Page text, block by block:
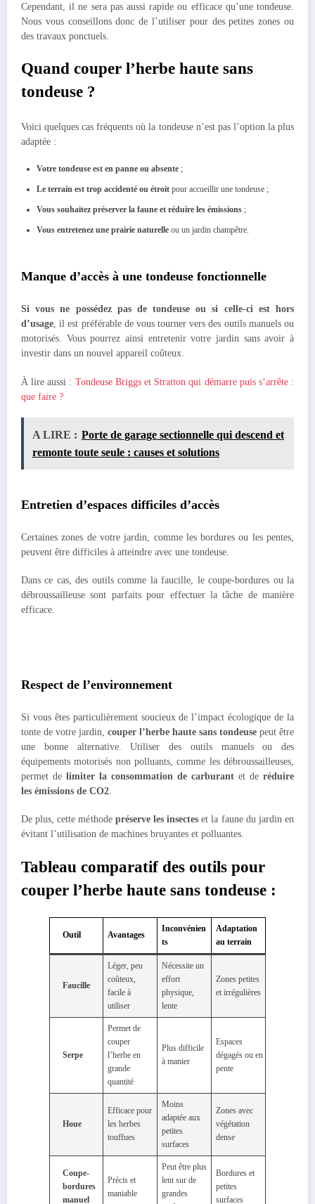
Cependant, il ne sera pas aussi rapide ou efficace qu’une tondeuse.
Nous vous conseillons donc de l’utiliser pour des petites zones ou
des travaux ponctuels.
Quand couper l’herbe haute sans
tondeuse ?
Voici quelques cas fréquents où la tondeuse n’est pas l’option la plus
adaptée :
Votre tondeuse est en panne ou absente ;
Le terrain est trop accidenté ou étroit pour accueillir une tondeuse ;
Vous souhaitez préserver la faune et réduire les émissions ;
Vous entretenez une prairie naturelle ou un jardin champêtre.
Manque d’accès à une tondeuse fonctionnelle
Si vous ne possédez pas de tondeuse ou si celle-ci est hors
d’usage, il est préférable de vous tourner vers des outils manuels ou
motorisés. Vous pourrez ainsi entretenir votre jardin sans avoir à
investir dans un nouvel appareil coûteux.
À lire aussi : Tondeuse Briggs et Stratton qui démarre puis s’arrête :
que faire ?
A LIRE : Porte de garage sectionnelle qui descend et
remonte toute seule : causes et solutions
Entretien d’espaces difficiles d’accès
Certaines zones de votre jardin, comme les bordures ou les pentes,
peuvent être difficiles à atteindre avec une tondeuse.
Dans ce cas, des outils comme la faucille, le coupe-bordures ou la
débroussailleuse sont parfaits pour effectuer la tâche de manière
efficace.
Respect de l’environnement
Si vous êtes particulièrement soucieux de l’impact écologique de la
tonte de votre jardin, couper l’herbe haute sans tondeuse peut être
une bonne alternative. Utiliser des outils manuels ou des
équipements motorisés non polluants, comme les débroussailleuses,
permet de limiter la consommation de carburant et de réduire
les émissions de CO2.
De plus, cette méthode préserve les insectes et la faune du jardin en
évitant l’utilisation de machines bruyantes et polluantes.
Tableau comparatif des outils pour
couper l’herbe haute sans tondeuse :
Outil Avantages
Inconvénien
ts
Adaptation
au terrain
Faucille
Léger, peu
coûteux,
facile à
utiliser
Nécessite un
effort
physique,
lente
Zones petites
et irrégulières
Serpe
Permet de
couper
l’herbe en
grande
quantité
Plus difficile
à manier
Espaces
dégagés ou en
pente
Houe
Efficace pour
les herbes
touffues
Moins
adaptée aux
petites
surfaces
Zones avec
végétation
dense
Coupe-
bordures
manuel
Précis et
maniable
Peut être plus
lent sur de
grandes
Bordures et
petites
surfaces